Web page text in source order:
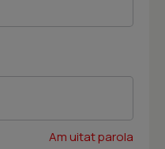
Am uitat parola